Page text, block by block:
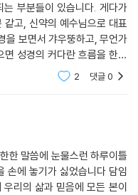
부분들이 있습니다. 게다가
고, 신약의 예수님으로 대표
성경의 커다란 흐름을 한번
가지고, 역사적 흐름에 맞추
2 댓글0
한 말씀에 눈물스런 하루이틀
놓기가 싫었습니다 담임
과 믿음에 모든 본이